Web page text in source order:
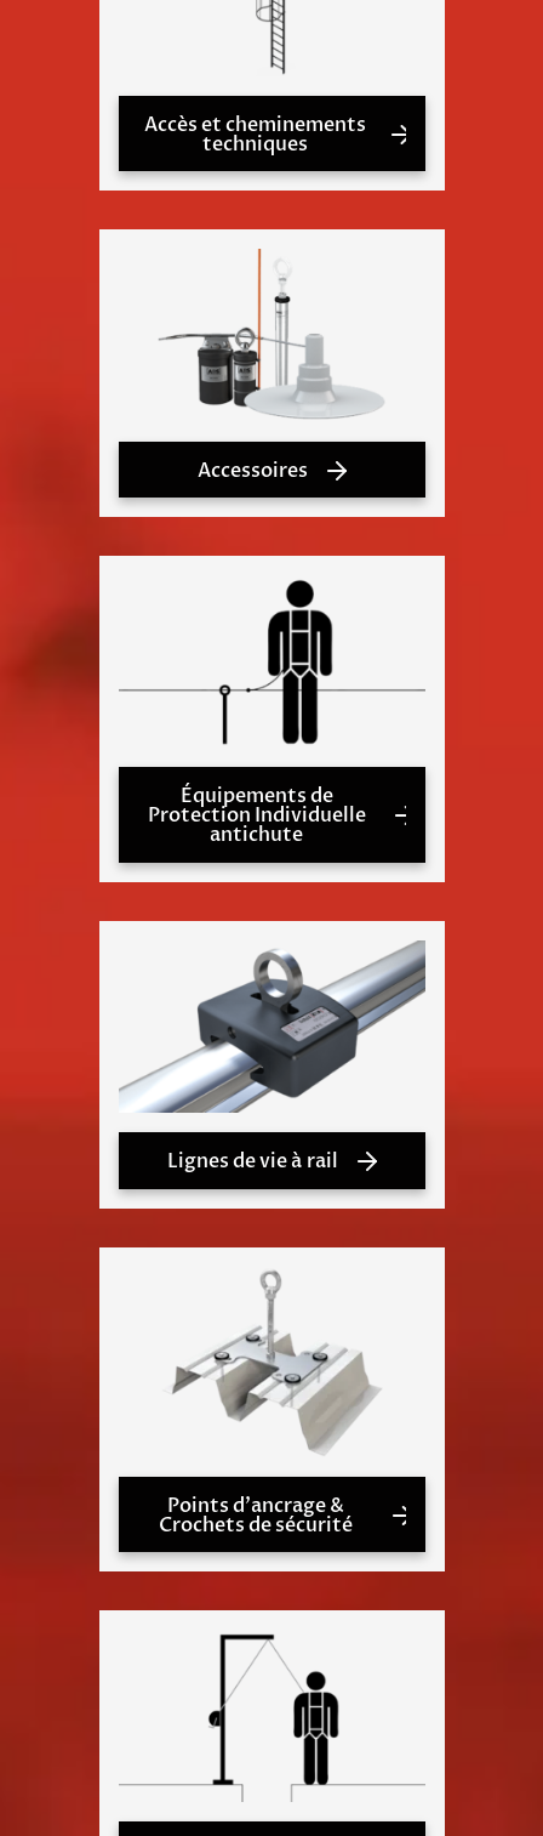
Accès et cheminements
techniques
Accessoires
Équipements de
Protection Individuelle
antichute
Lignes de vie à rail
Points d'ancrage &
Crochets de sécurité